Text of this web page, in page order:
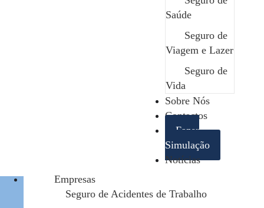
Saúde
Seguro de
Viagem e Lazer
Seguro de
Vida
Sobre Nós
Contactos
Fazer
Simulação
Notícias
Empresas
Seguro de Acidentes de Trabalho